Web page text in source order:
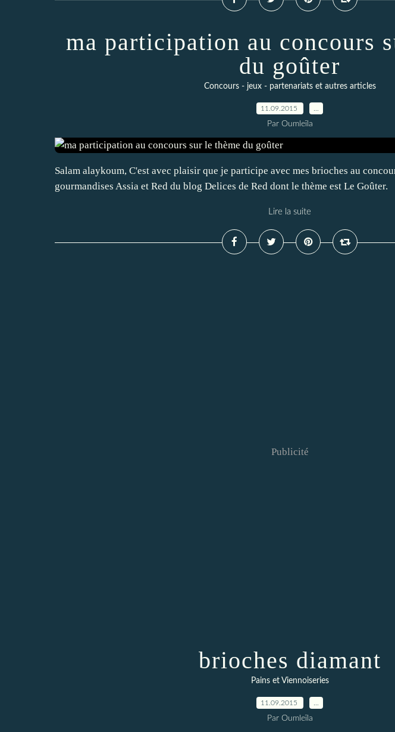
ma participation au concours
du goûter
Concours - jeux - partenariats et autres articles
11.09.2015
Par Oumleïla
Salam alaykoum, C'est avec plaisir que je participe avec mes brioches au
gourmandises Assia et Red du blog Delices de Red dont le thème est Le Goûter.
Lire la suite
Publicité
brioches diamant
Pains et Viennoiseries
11.09.2015
Par Oumleïla